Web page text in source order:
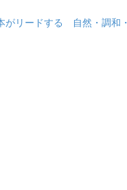
がリードする 自然・調和